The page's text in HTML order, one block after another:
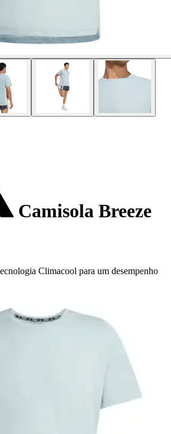
Camisola Breeze
Climacool para um desempenho